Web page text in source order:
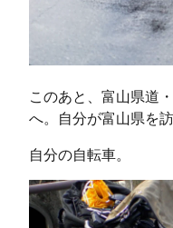
このあと、富山県道
へ。自分が富山県を
自分の自転車。